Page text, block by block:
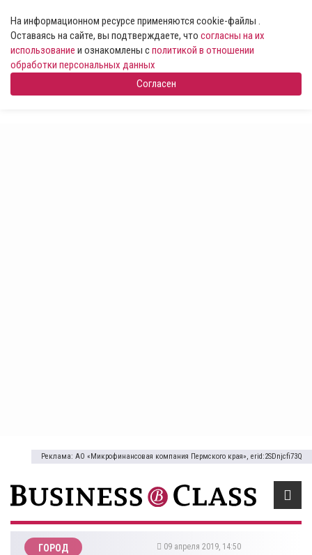
На информационном ресурсе применяются cookie-файлы .
Оставаясь на сайте, вы подтверждаете, что согласны на их
использование и ознакомлены сполитикой в отношении
обработки персональных данных
Согласен
Реклама: АО «Микрофинансовая компания Пермского края», erid:2SDnjcfi73Q
ГОРОД 09 апреля 2019, 14:50